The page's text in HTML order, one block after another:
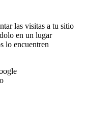
las visitas a tu sitio
en un lugar
lo encuentren